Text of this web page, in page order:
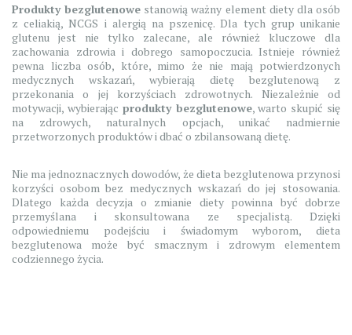
Produkty bezglutenowe stanowią ważny element diety dla osób
z celiakią, NCGS i alergią na pszenicę. Dla tych grup unikanie
glutenu jest nie tylko zalecane, ale również kluczowe dla
zachowania zdrowia i dobrego samopoczucia. Istnieje również
pewna liczba osób, które, mimo że nie mają potwierdzonych
medycznych wskazań, wybierają dietę bezglutenową z
przekonania o jej korzyściach zdrowotnych. Niezależnie od
motywacji, wybierając produkty bezglutenowe, warto skupić się
na zdrowych, naturalnych opcjach, unikać nadmiernie
przetworzonych produktów i dbać o zbilansowaną dietę.
Nie ma jednoznacznych dowodów, że dieta bezglutenowa przynosi
korzyści osobom bez medycznych wskazań do jej stosowania.
Dlatego każda decyzja o zmianie diety powinna być dobrze
przemyślana i skonsultowana ze specjalistą. Dzięki
odpowiedniemu podejściu i świadomym wyborom, dieta
bezglutenowa może być smacznym i zdrowym elementem
codziennego życia.